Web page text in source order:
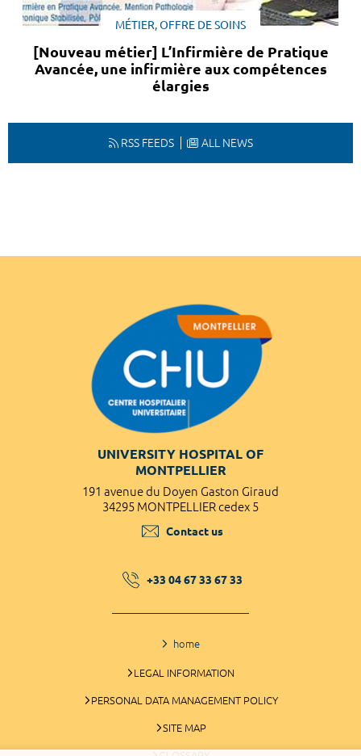
MÉTIER, OFFRE DE SOINS
[Nouveau métier] L’Infirmière de Pratique
Avancée, une infirmière aux compétences
élargies
RSS FEEDS ALL NEWS
UNIVERSITY HOSPITAL OF
MONTPELLIER
191 avenue du Doyen Gaston Giraud
34295 MONTPELLIER cedex 5
Contact us
+33 04 67 33 67 33
home
LEGAL INFORMATION
PERSONAL DATA MANAGEMENT POLICY
SITE MAP